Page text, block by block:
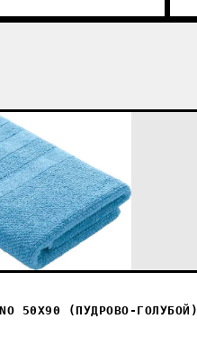
50X90 (ПУДРОВО-ГОЛУБОЙ)